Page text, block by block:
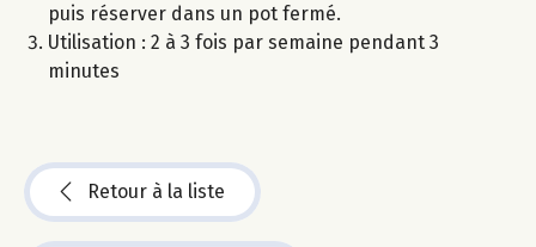
puis réserver dans un pot fermé.
Utilisation : 2 à 3 fois par semaine pendant 3
minutes
Retour à la liste